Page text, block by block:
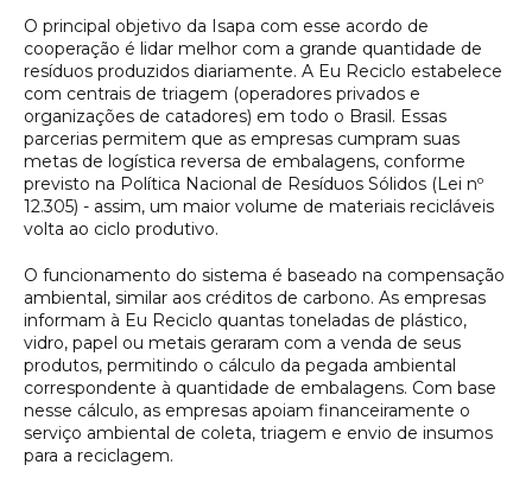
O principal objetivo da Isapa com esse acordo de
cooperação é lidar melhor com a grande quantidade de
resíduos produzidos diariamente. A Eu Reciclo estabelece
com centrais de triagem (operadores privados e
organizações de catadores) em todo o Brasil. Essas
parcerias permitem que as empresas cumpram suas
metas de logística reversa de embalagens, conforme
previsto na Política Nacional de Resíduos Sólidos (Lei nº
12.305) - assim, um maior volume de materiais recicláveis
volta ao ciclo produtivo.
O funcionamento do sistema é baseado na compensação
ambiental, similar aos créditos de carbono. As empresas
informam à Eu Reciclo quantas toneladas de plástico,
vidro, papel ou metais geraram com a venda de seus
produtos, permitindo o cálculo da pegada ambiental
correspondente à quantidade de embalagens. Com base
nesse cálculo, as empresas apoiam financeiramente o
serviço ambiental de coleta, triagem e envio de insumos
para a reciclagem.